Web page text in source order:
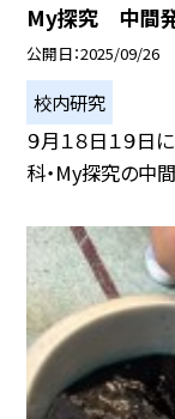
My探究 中間
公開日 2025/09/26
校内研究
９月１８日１９日
科・My探究の中